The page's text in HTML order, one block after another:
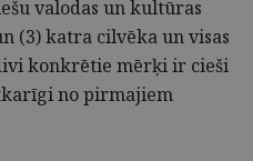
valodas un kultūras
(3) katra cilvēka un visas
konkrētie mērķi ir cieši
no pirmajiem